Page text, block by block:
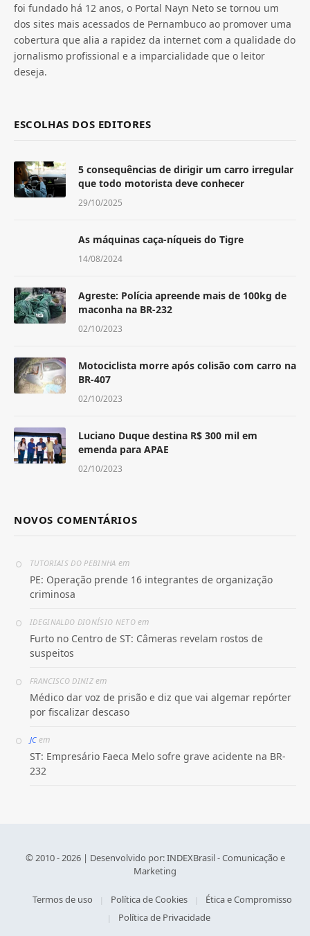
foi fundado há 12 anos, o Portal Nayn Neto se tornou um
dos sites mais acessados de Pernambuco ao promover uma
cobertura que alia a rapidez da internet com a qualidade do
jornalismo profissional e a imparcialidade que o leitor
deseja.
ESCOLHAS DOS EDITORES
5 consequências de dirigir um carro irregular
que todo motorista deve conhecer
29/10/2025
As máquinas caça-níqueis do Tigre
14/08/2024
Agreste: Polícia apreende mais de 100kg de
maconha na BR-232
02/10/2023
Motociclista morre após colisão com carro na
BR-407
02/10/2023
Luciano Duque destina R$ 300 mil em
emenda para APAE
02/10/2023
NOVOS COMENTÁRIOS
TUTORIAIS DO PEBINHA em
PE: Operação prende 16 integrantes de organização
criminosa
IDEGINALDO DIONÍSIO NETOem
Furto no Centro de ST: Câmeras revelam rostos de
suspeitos
FRANCISCO DINIZem
Médico dar voz de prisão e diz que vai algemar repórter
por fiscalizar descaso
JCem
ST: Empresário Faeca Melo sofre grave acidente na BR-
232
© 2010 - 2026 | Desenvolvido por:INDEXBrasil - Comunicação e
Marketing
Termos de uso Política de Cookies
Ética e Compromisso
Política de Privacidade